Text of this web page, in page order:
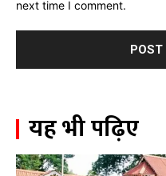
next time I comment.
यह भी पढ़िए